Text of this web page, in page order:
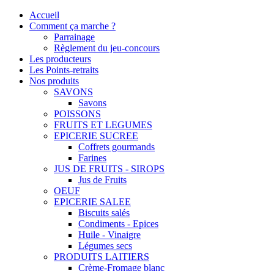
Accueil
Comment ça marche ?
Parrainage
Règlement du jeu-concours
Les producteurs
Les Points-retraits
Nos produits
SAVONS
Savons
POISSONS
FRUITS ET LEGUMES
EPICERIE SUCREE
Coffrets gourmands
Farines
JUS DE FRUITS - SIROPS
Jus de Fruits
OEUF
EPICERIE SALEE
Biscuits salés
Condiments - Epices
Huile - Vinaigre
Légumes secs
PRODUITS LAITIERS
Crème-Fromage blanc